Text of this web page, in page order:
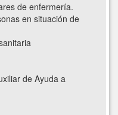
de enfermería.
en situación de
de Ayuda a